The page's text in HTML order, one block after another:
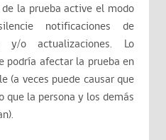
la prueba active el modo
notificaciones de
y/o actualizaciones. Lo
podría afectar la prueba en
(a veces puede causar que
que la persona y los demás